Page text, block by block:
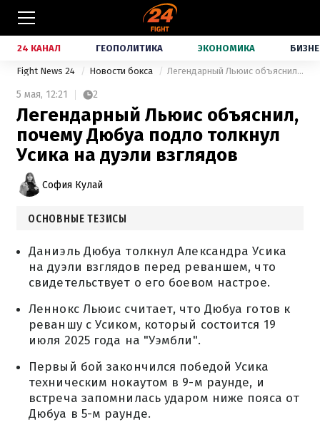
24 КАНАЛ ГЕОПОЛИТИКА ЭКОНОМИКА
Fight News 24 Новости бокса Легендарный Льюис объяснил, почему Дюбуа подло толкнул Усика на дуэли взглядов
5 мая, 12:21 2
Легендарный Льюис объяснил,
почему Дюбуа подло толкнул
Усика на дуэли взглядов
София Кулай
ОСНОВНЫЕ ТЕЗИСЫ
Даниэль Дюбуа толкнул Александра Усика
на дуэли взглядов перед реваншем, что
свидетельствует о его боевом настрое.
Леннокс Льюис считает, что Дюбуа готов к
реваншу с Усиком, который состоится 19
июля 2025 года на "Уэмбли".
Первый бой закончился победой Усика
техническим нокаутом в 9-м раунде, и
встреча запомнилась ударом ниже пояса от
Дюбуа в 5-м раунде.